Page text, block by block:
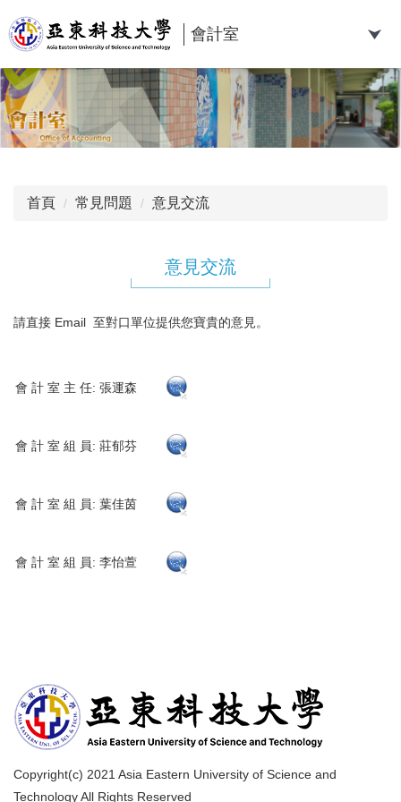
到
主
要
內
容
區
會計室
首頁 常見問題 意見交流
意見交流
請直接 Email 至對口單位提供您寶貴的意見。
會 計 室 主 任: 張運森
會 計 室 組 員: 莊郁芬
會 計 室 組 員: 葉佳茵
會 計 室 組 員: 李怡萱
Copyright(c) 2021 Asia Eastern University of Science and
Technology All Rights Reserved